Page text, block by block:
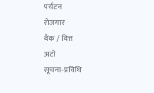
पर्यटन
रोजगार
बैंक / वित्त
अटो
सूचना-प्रविधि